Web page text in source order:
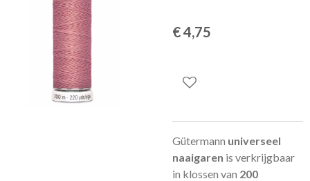
€ 4,75
Gütermann universeel
naaigaren is verkrijgbaar
in klossen van 200